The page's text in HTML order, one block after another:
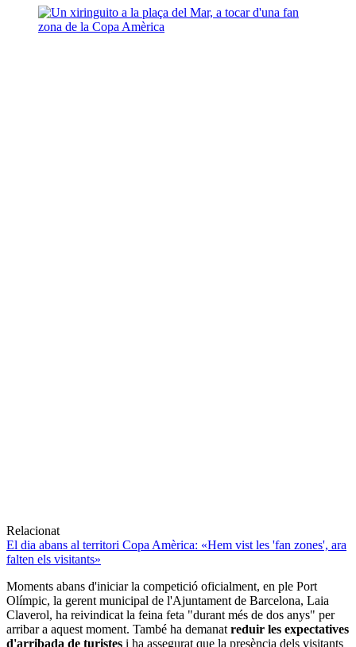
Relacionat
El dia abans al territori Copa Amèrica: «Hem vist les 'fan zones', ara
falten els visitants»
Moments abans d'iniciar la competició oficialment, en ple Port
Olímpic, la gerent municipal de l'Ajuntament de Barcelona, Laia
Claverol, ha reivindicat la feina feta "durant més de dos anys" per
arribar a aquest moment. També ha demanat reduir les expectatives
d'arribada de turistes i ha assegurat que la presència dels visitants